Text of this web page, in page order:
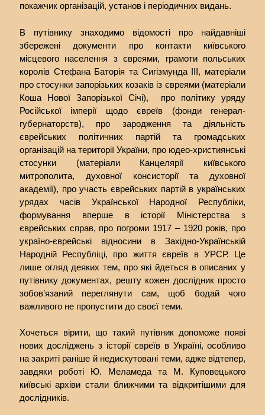
покажчик організацій, установ і періодичних видань.
В путівнику знаходимо відомості про найдавніші
збережені документи про контакти київського
місцевого населення з євреями, грамоти польських
королів Стефана Баторія та Сигізмунда ІІІ, матеріали
про стосунки запорізьких козаків із євреями (матеріали
Коша Нової Запорізької Січі), про політику уряду
Російської імперії щодо євреїв (фонди генерал-
губернаторств), про зародження та діяльність
єврейських політичних партій та громадських
організацій на території України, про юдео-християнські
стосунки (матеріали Канцелярії київського
митрополита, духовної консисторії та духовної
академії), про участь єврейських партій в українських
урядах часів Української Народної Республіки,
формування вперше в історії Міністерства з
єврейських справ, про погроми 1917 – 1920 років, про
україно-єврейські відносини в Західно-Українській
Народній Республіці, про життя євреїв в УРСР. Це
лише огляд деяких тем, про які йдеться в описаних у
путівнику документах, решту кожен дослідник просто
зобов’язаний переглянути сам, щоб бодай чого
важливого не пропустити до своєї теми.
Хочеться вірити, що такий путівник допоможе появі
нових досліджень з історії євреїв в Україні, особливо
на закриті раніше й недискутовані теми, адже відтепер,
завдяки роботі Ю. Меламеда та М. Куповецького
київські архіви стали ближчими та відкритішими для
дослідників.